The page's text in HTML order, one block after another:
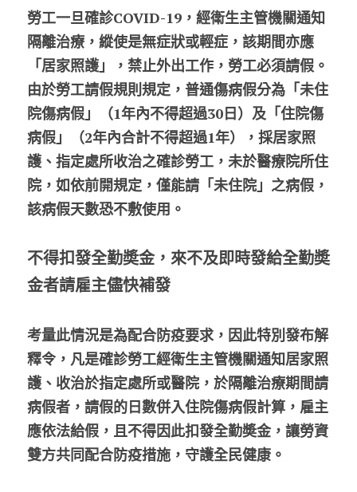
勞工一旦確診COVID-19，經衛生主管機關通知
隔離治療，縱使是無症狀或輕症，該期間亦應
「居家照護」，禁止外出工作，勞工必須請假。
由於勞工請假規則規定，普通傷病假分為「未住
院傷病假」（1年內不得超過30日）及「住院傷
病假」（2年內合計不得超過1年），採居家照
護、指定處所收治之確診勞工，未於醫療院所住
院，如依前開規定，僅能請「未住院」之病假，
該病假天數恐不敷使用。
不得扣發全勤奬金，來不及即時發給全勤奬
金者請雇主儘快補發
考量此情況是為配合防疫要求，因此特別發布解
釋令，凡是確診勞工經衛生主管機關通知居家照
護、收治於指定處所或醫院，於隔離治療期間請
病假者，請假的日數併入住院傷病假計算，雇主
應依法給假，且不得因此扣發全勤奬金，讓勞資
雙方共同配合防疫措施，守護全民健康。